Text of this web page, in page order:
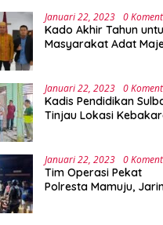
Januari 22, 2023 0
Kado Akhir Tahun
Masyarakat Adat
Januari 22, 2023 0
Kadis Pendidikan
Tinjau Lokasi
Januari 22, 2023 0
Tim Operasi Pekat
Polresta Mamuju,